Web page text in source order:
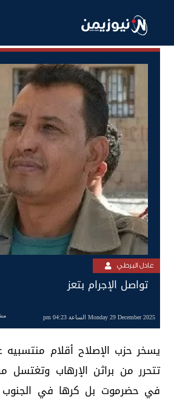
عادل البرطي
تواصل الإجرام بتعز
Monday 29 December 2025 الساعة 04:23 pm
يسخر حزب الإصلاح أقلام
تتحرر من براثن الإرهاب
في حضرموت بل كرها في الجنوب